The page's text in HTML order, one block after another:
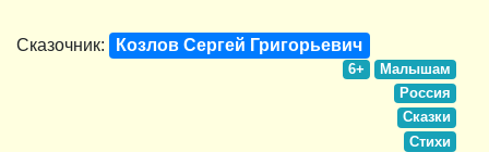
Сказочник: Козлов Сергей Григорьевич
6+
Малышам
Россия
Сказки
Стихи